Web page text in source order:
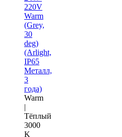
220V
Warm
(Grey,
30
deg)
(Arlight,
IP65
Металл,
3
года)
Warm
|
Тёплый
3000
K